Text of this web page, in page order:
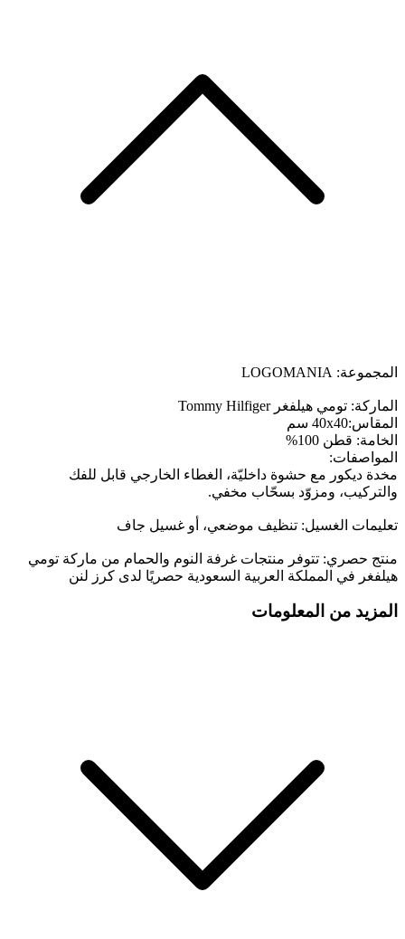
المجموعة: LOGOMANIA
الماركة: تومي هيلفغر Tommy Hilfiger
المقاس:40x40 سم
الخامة: قطن 100%
المواصفات:
مخدة ديكور مع حشوة داخليّة، الغطاء الخارجي قابل للفك
والتركيب، ومزوّد بسحّاب مخفي.
تعليمات الغسيل: تنظيف موضعي، أو غسيل جاف
منتج حصري: تتوفر منتجات غرفة النوم والحمام من ماركة تومي
هيلفغر في المملكة العربية السعودية حصريًا لدى كرز لنن
المزيد من المعلومات